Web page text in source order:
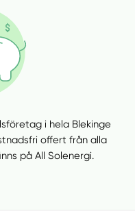
i hela Blekinge
offert från alla
på All Solenergi.